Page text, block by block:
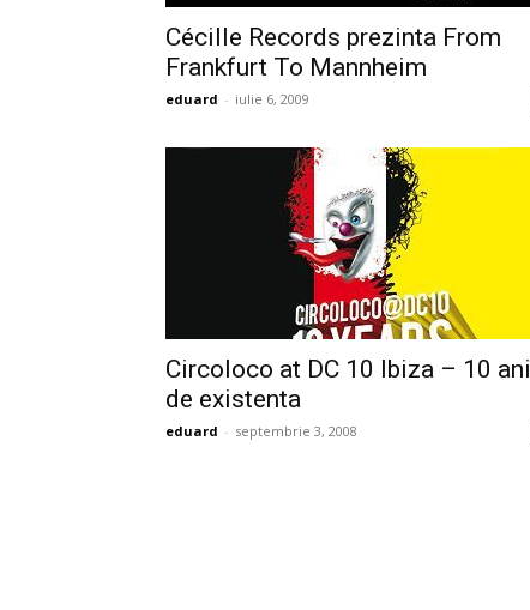
Cécille Records prezinta From
Frankfurt To Mannheim
eduard - iulie 6, 2009
Circoloco at DC 10 Ibiza – 10 ani
de existenta
eduard - septembrie 3, 2008